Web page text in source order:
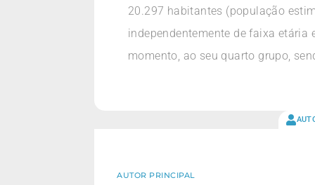
20.297 habitantes (população
independentemente de faixa etária
momento, ao seu quarto grupo,
AUTOR PRINCIPAL